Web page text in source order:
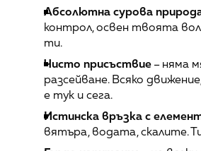
Абсолютна сурова
контрол, освен твоята
ти.
Чисто присъствие – няма
разсейване. Всяко
е тук и сега.
Истинска връзка с
вятъра, водата, скалите.